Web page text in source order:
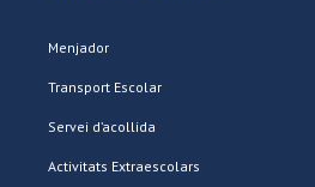
Menjador
Transport Escolar
Servei d’acollida
Activitats Extraescolars